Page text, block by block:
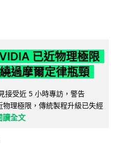
已近物理極限
過摩爾定律瓶頸
接受近 5 小時專訪，警告
理極限，傳統製程升級已失經
讀全文